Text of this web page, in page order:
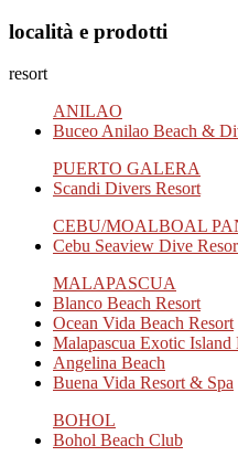
località e prodotti
resort
ANILAO
Buceo Anilao Beach &
PUERTO GALERA
Scandi Divers Resort
CEBU/MOALBOAL
Cebu Seaview Dive
MALAPASCUA
Blanco Beach Resort
Ocean Vida Beach Resort
Malapascua Exotic Island
Angelina Beach
Buena Vida Resort & Spa
BOHOL
Bohol Beach Club